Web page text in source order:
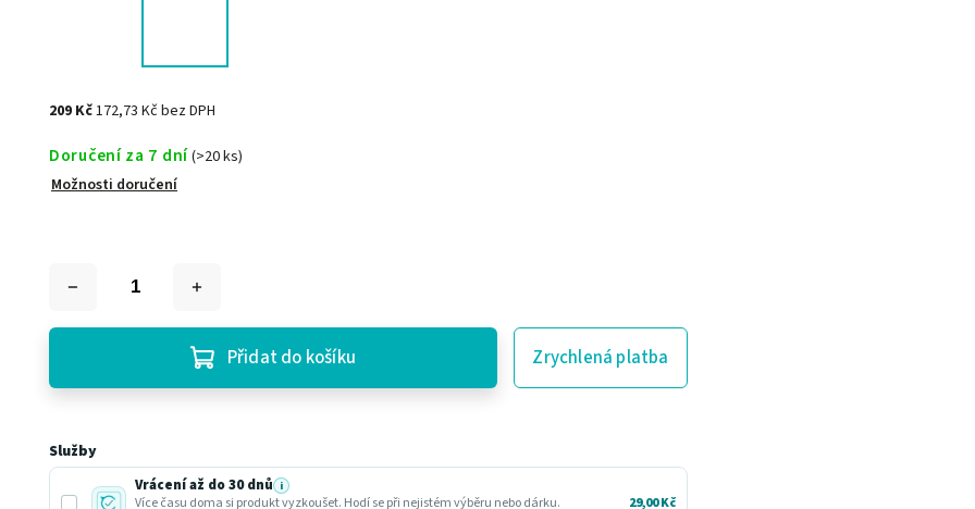
209 Kč172,73 Kč bez DPH
Doručení za 7 dní(>20 ks)
Možnosti doručení
Přidat do košíku Zrychlená platba
Služby
Vrácení až do 30 dnů i
Více času doma si produkt vyzkoušet. Hodí se při nejistém výběru nebo dárku.
29,00 Kč